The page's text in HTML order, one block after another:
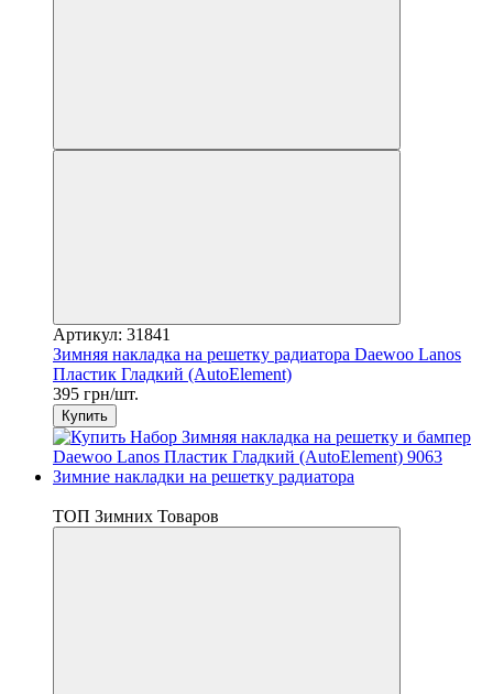
Артикул: 31841
Зимняя накладка на решетку радиатора Daewoo Lanos
Пластик Гладкий (AutoElement)
395 грн/шт.
Купить
ТОП Зимних Товаров